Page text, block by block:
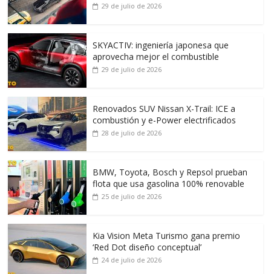
29 de julio de 2026
SKYACTIV: ingeniería japonesa que
aprovecha mejor el combustible
29 de julio de 2026
Renovados SUV Nissan X-Trail: ICE a
combustión y e-Power electrificados
28 de julio de 2026
BMW, Toyota, Bosch y Repsol prueban
flota que usa gasolina 100% renovable
25 de julio de 2026
Kia Vision Meta Turismo gana premio
‘Red Dot diseño conceptual’
24 de julio de 2026